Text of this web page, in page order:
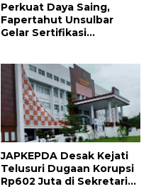
Perkuat Daya Saing,
Fapertahut Unsulbar
Gelar Sertifikasi
JAPKEPDA Desak Kejati
Telusuri Dugaan Korupsi
Rp602 Juta di Sekretariat